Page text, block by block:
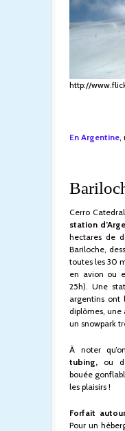
http://
En Argentine
Cerro
station
hectares de
Bariloche,
toutes les 30
en avion ou
25h). Une
argentins ont
diplômes,
un snowpark
À noter
tubing, ou
bouée
les plaisirs !
Forfait
Pour un